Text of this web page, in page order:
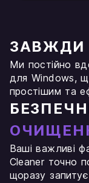
ЗАВЖДИ
Ми постійно
для Windows,
простішим та
Ваші важливі
Cleaner точно
щоразу